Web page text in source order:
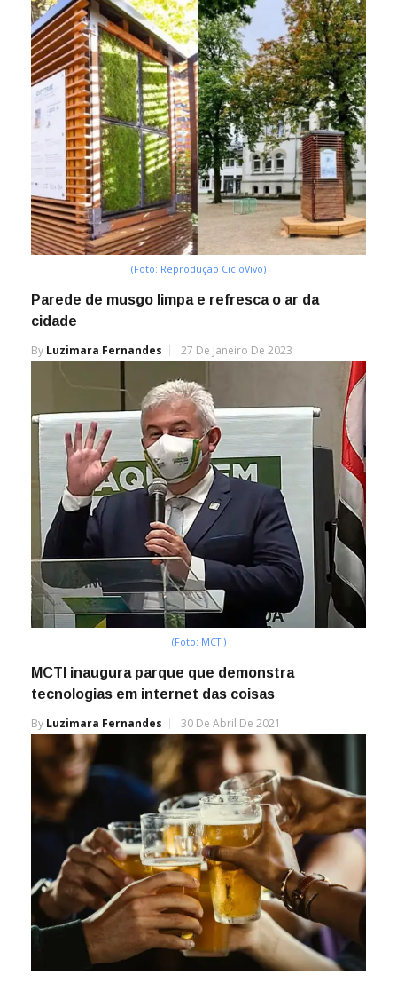
(Foto: Reprodução CicloVivo)
Parede de musgo limpa e refresca o ar da
cidade
By Luzimara Fernandes 27 De Janeiro De 2023
(Foto: MCTI)
MCTI inaugura parque que demonstra
tecnologias em internet das coisas
By Luzimara Fernandes 30 De Abril De 2021